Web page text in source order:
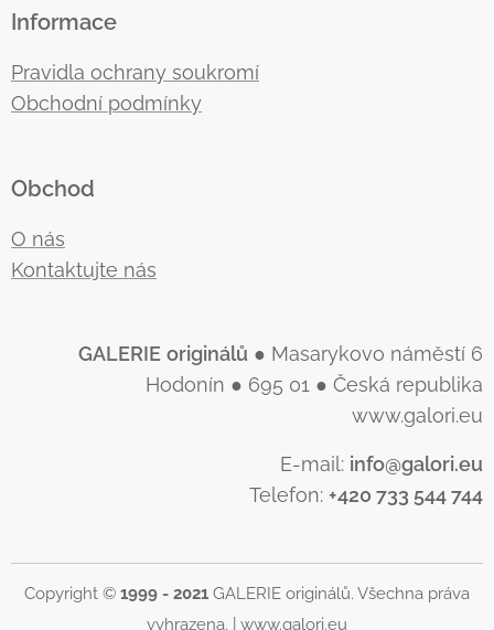
Informace
Pravidla ochrany soukromí
Obchodní podmínky
Obchod
O nás
Kontaktujte nás
GALERIE originálů ● Masarykovo náměstí 6
Hodonín ● 695 01 ● Česká republika
www.galori.eu
E-mail: info@galori.eu
Telefon: +420 733 544 744
Copyright © 1999 - 2021 GALERIE originálů. Všechna práva
vyhrazena. | www.galori.eu